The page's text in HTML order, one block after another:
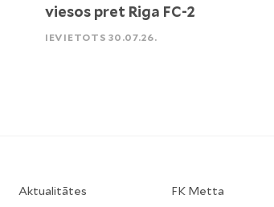
viesos pret Riga FC-2
IEVIETOTS 30.07.26.
Aktualitātes FK Metta